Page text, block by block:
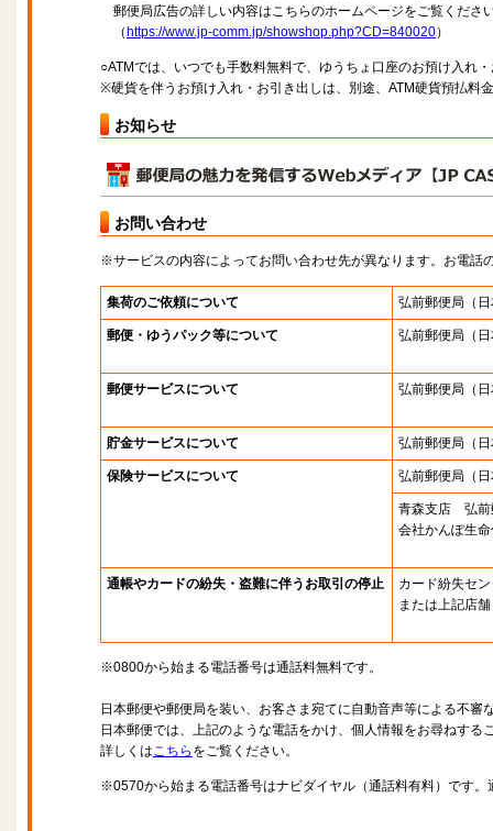
郵便局広告の詳しい内容はこちらのホームページをご覧くださ
（ https://www.jp-comm.jp/showshop.php?CD=840020）
○ATMでは、いつでも手数料無料で、ゆうちょ口座のお預け入れ
※硬貨を伴うお預け入れ・お引き出しは、別途、ATM硬貨預払料
お知らせ
お問い合わせ
※サービスの内容によってお問い合わせ先が異なります。お電話
集荷のご依頼について 弘前郵便局 （
郵便・ゆうパック等について 弘前郵便局 （
郵便サービスについて 弘前郵便局 （
貯金サービスについて 弘前郵便局 （
保険サービスについて 弘前郵便局 （
青森支店 弘前
会社かんぽ生
通帳やカードの紛失・盗難に伴うお取引の停止
カード紛失セ
または上記店舗
※0800から始まる電話番号は通話料無料です。
日本郵便や郵便局を装い、お客さま宛てに自動音声等による不審
日本郵便では、上記のような電話をかけ、個人情報をお尋ねする
詳しくはこちら をご覧ください。
※0570から始まる電話番号はナビダイヤル（通話料有料）です